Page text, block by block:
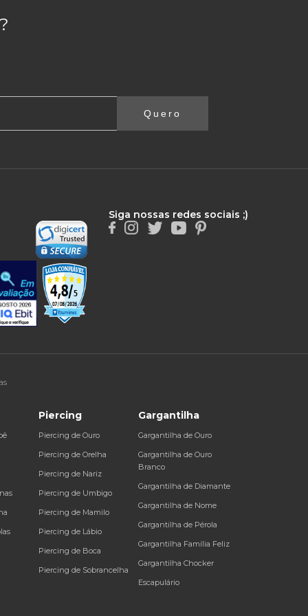
Quero
Siga nossas redes sociais ;)
Piercing
Piercing de Ouro
Piercing de Orelha
Piercing de Nariz
Piercing de Umbigo
Piercing de Mamilo
Piercing de Lábio
Piercing de Boca
Piercing de Sobrancelha
Gargantilha
Gargantilha de Ouro
Gargantilha de Ouro
Branco
Gargantilha de Diamante
Gargantilha de Nome
Gargantilha de Pérola
Gargantilha Família Feliz
Gargantilha Chocker
Escapulário